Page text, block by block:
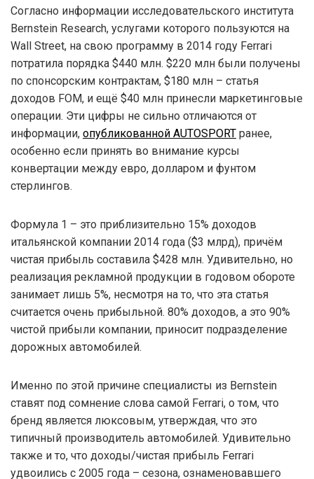
Согласно информации исследовательского института
Bernstein Research, услугами которого пользуются на
Wall Street, на свою программу в 2014 году Ferrari
потратила порядка $440 млн. $220 млн были получены
по спонсорским контрактам, $180 млн – статья
доходов FOM, и ещё $40 млн принесли маркетинговые
операции. Эти цифры не сильно отличаются от
информации, опубликованной AUTOSPORT ранее,
особенно если принять во внимание курсы
конвертации между евро, долларом и фунтом
стерлингов.
Формула 1 – это приблизительно 15% доходов
итальянской компании 2014 года ($3 млрд), причём
чистая прибыль составила $428 млн. Удивительно, но
реализация рекламной продукции в годовом обороте
занимает лишь 5%, несмотря на то, что эта статья
считается очень прибыльной. 80% доходов, а это 90%
чистой прибыли компании, приносит подразделение
дорожных автомобилей.
Именно по этой причине специалисты из Bernstein
ставят под сомнение слова самой Ferrari, о том, что
бренд является люксовым, утверждая, что это
типичный производитель автомобилей. Удивительно
также и то, что доходы/чистая прибыль Ferrari
удвоились с 2005 года – сезона, ознаменовавшего